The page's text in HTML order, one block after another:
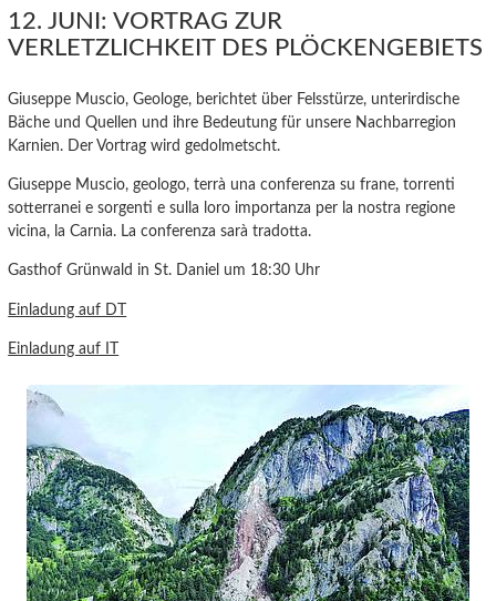
12. JUNI: VORTRAG ZUR
VERLETZLICHKEIT DES PLÖCKENGEBIETS
Giuseppe Muscio, Geologe, berichtet über Felsstürze, unterirdische
Bäche und Quellen und ihre Bedeutung für unsere Nachbarregion
Karnien. Der Vortrag wird gedolmetscht.
Giuseppe Muscio, geologo, terrà una conferenza su frane, torrenti
sotterranei e sorgenti e sulla loro importanza per la nostra regione
vicina, la Carnia. La conferenza sarà tradotta.
Gasthof Grünwald in St. Daniel um 18:30 Uhr
Einladung auf DT
Einladung auf IT